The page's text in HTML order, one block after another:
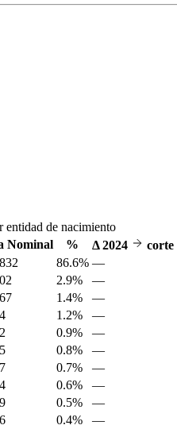
entidad de nacimiento
Nominal % Δ2024
corte
86.6% —
2.9%
—
1.4%
—
1.2%
—
0.9%
—
0.8%
—
0.7%
—
0.6%
—
0.5%
—
0.4%
—